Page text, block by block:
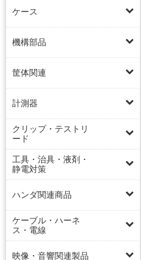
ケース
機構部品
筐体関連
計測器
クリップ・テストリ
ード
工具・治具・液剤・
静電対策
ハンダ関連商品
ケーブル・ハーネ
ス・電線
映像・音響関連製品